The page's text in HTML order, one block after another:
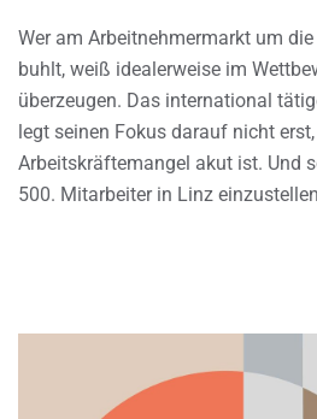
Wer am Arbeitnehmermarkt um
buhlt, weiß idealerweise im
überzeugen. Das international
legt seinen Fokus darauf nicht
Arbeitskräftemangel akut ist. Und
500. Mitarbeiter in Linz